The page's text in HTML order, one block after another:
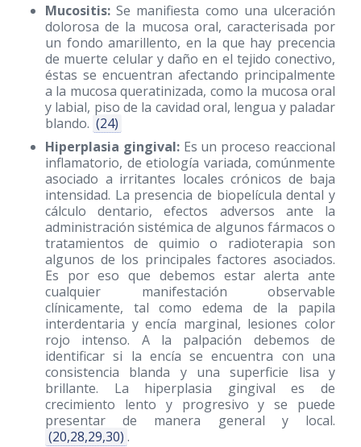
Mucositis: Se manifiesta como una ulceración
dolorosa de la mucosa oral, caracterisada por
un fondo amarillento, en la que hay precencia
de muerte celular y daño en el tejido conectivo,
éstas se encuentran afectando principalmente
a la mucosa queratinizada, como la mucosa oral
y labial, piso de la cavidad oral, lengua y paladar
blando. (24)
Hiperplasia gingival:Es un proceso reaccional
inflamatorio, de etiología variada, comúnmente
asociado a irritantes locales crónicos de baja
intensidad. La presencia de biopelícula dental y
cálculo dentario, efectos adversos ante la
administración sistémica de algunos fármacos o
tratamientos de quimio o radioterapia son
algunos de los principales factores asociados.
Es por eso que debemos estar alerta ante
cualquier manifestación observable
clínicamente, tal como edema de la papila
interdentaria y encía marginal, lesiones color
rojo intenso. A la palpación debemos de
identificar si la encía se encuentra con una
consistencia blanda y una superficie lisa y
brillante. La hiperplasia gingival es de
crecimiento lento y progresivo y se puede
presentar de manera general y local.
(20,28,29,30) .